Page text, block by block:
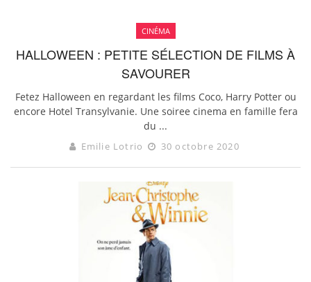
CINÉMA
HALLOWEEN : PETITE SÉLECTION DE FILMS À
SAVOURER
Fetez Halloween en regardant les films Coco, Harry Potter ou
encore Hotel Transylvanie. Une soiree cinema en famille fera
du ...
Emilie Lotrio 30 octobre 2020